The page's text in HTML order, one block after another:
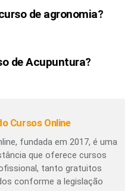
de agronomia?
de Acupuntura?
Cursos Online
fundada em 2017, é uma
que oferece cursos
tanto gratuitos
conforme a legislação